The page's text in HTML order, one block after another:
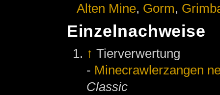
Alten Mine, Gorm,
Einzelnachweise
↑ Tierverwertung
- Minecrawlerzangen
Classic